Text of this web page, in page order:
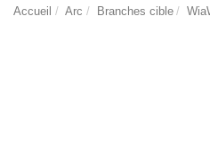
Accueil Arc Branches cible